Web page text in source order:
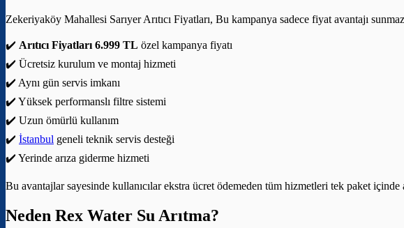
Zekeriyaköy Mahallesi Sarıyer Arıtıcı Fiyatları, Bu kampanya sadece fiyat avantajı
✔️ Arıtıcı Fiyatları 6.999 TL özel kampanya fiyatı
✔️ Ücretsiz kurulum ve montaj hizmeti
✔️ Aynı gün servis imkanı
✔️ Yüksek performanslı filtre sistemi
✔️ Uzun ömürlü kullanım
✔️ İstanbul geneli teknik servis desteği
✔️ Yerinde arıza giderme hizmeti
Bu avantajlar sayesinde kullanıcılar ekstra ücret ödemeden tüm hizmetleri tek paket içinde
Neden Rex Water Su Arıtma?